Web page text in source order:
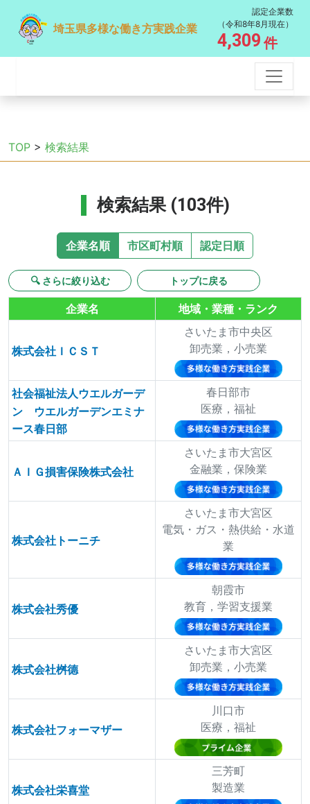
埼玉県多様な働き方実践企業
認定企業数
（令和8年8月現在）
4,309 件
TOP > 検索結果
検索結果 (103件)
企業名順 市区町村順 認定日順
🔍 さらに絞り込む トップに戻る
企業名 地域・業種・ランク
株式会社ＩＣＳＴ
さいたま市中央区
卸売業，小売業
社会福祉法人ウエルガーデ
ン ウエルガーデンエミナ
ース春日部
春日部市
医療，福祉
ＡＩＧ損害保険株式会社
さいたま市大宮区
金融業，保険業
株式会社トーニチ
さいたま市大宮区
電気・ガス・熱供給・水道
業
株式会社秀優
朝霞市
教育，学習支援業
株式会社桝德
さいたま市大宮区
卸売業，小売業
株式会社フォーマザー
川口市
医療，福祉
株式会社栄喜堂
三芳町
製造業